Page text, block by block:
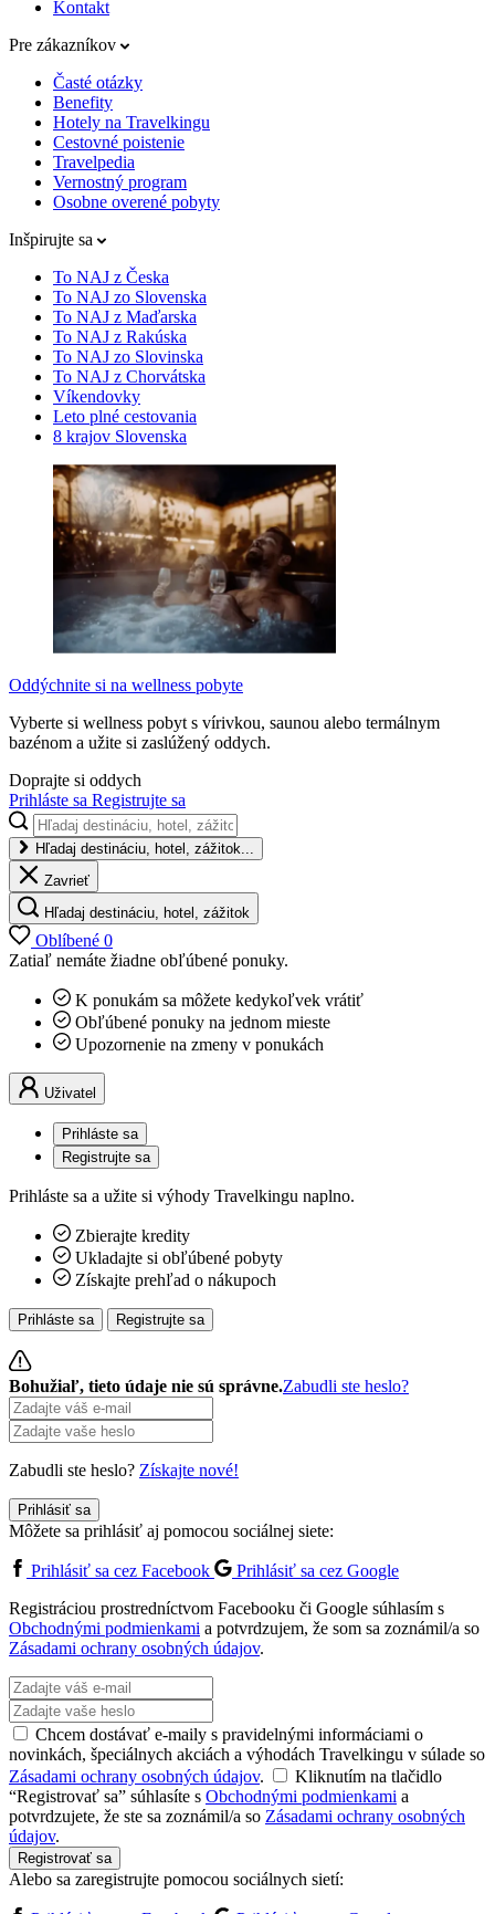
Kontakt
Pre zákazníkov
Časté otázky
Benefity
Hotely na Travelkingu
Cestovné poistenie
Travelpedia
Vernostný program
Osobne overené pobyty
Inšpirujte sa
To NAJ z Česka
To NAJ zo Slovenska
To NAJ z Maďarska
To NAJ z Rakúska
To NAJ zo Slovinska
To NAJ z Chorvátska
Víkendovky
Leto plné cestovania
8 krajov Slovenska
Oddýchnite si na wellness pobyte
Vyberte si wellness pobyt s vírivkou, saunou alebo termálnym
bazénom a užite si zaslúžený oddych.
Doprajte si oddych
Prihláste sa Registrujte sa
Hľadaj destináciu, hotel, zážitok...
Zavrieť
Hľadaj destináciu, hotel, zážitok
Oblíbené 0
Zatiaľ nemáte žiadne obľúbené ponuky.
K ponukám sa môžete kedykoľvek vrátiť
Obľúbené ponuky na jednom mieste
Upozornenie na zmeny v ponukách
Uživatel
Prihláste sa
Registrujte sa
Prihláste sa a užite si výhody Travelkingu naplno.
Zbierajte kredity
Ukladajte si obľúbené pobyty
Získajte prehľad o nákupoch
Prihláste sa Registrujte sa
Bohužiaľ, tieto údaje nie sú správne.Zabudli ste heslo?
Zabudli ste heslo? Získajte nové!
Prihlásiť sa
Môžete sa prihlásiť aj pomocou sociálnej siete:
Prihlásiť sa cez Facebook
Prihlásiť sa cez Google
Registráciou prostredníctvom Facebooku či Google súhlasím s
Obchodnými podmienkami a potvrdzujem, že som sa zoznámil/a so
Zásadami ochrany osobných údajov.
Chcem dostávať e-maily s pravidelnými informáciami o
novinkách, špeciálnych akciách a výhodách Travelkingu v súlade so
Zásadami ochrany osobných údajov.
Kliknutím na tlačidlo
“Registrovať sa” súhlasíte s Obchodnými podmienkami a
potvrdzujete, že ste sa zoznámil/a so Zásadami ochrany osobných
údajov.
Registrovať sa
Alebo sa zaregistrujte pomocou sociálnych sietí: